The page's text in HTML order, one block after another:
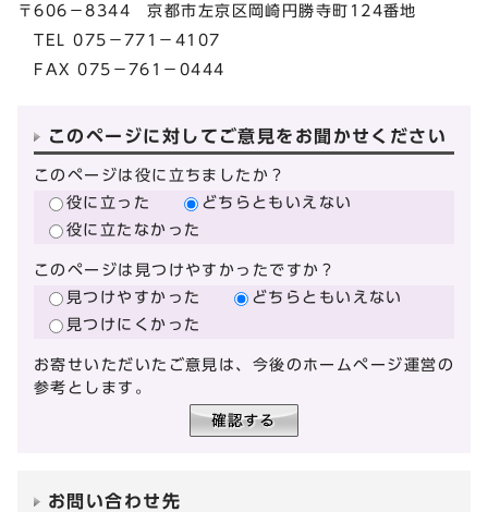
〒606－8344 京都市左京区岡崎円勝寺町124番地
TEL 075－771－4107
FAX 075－761－0444
このページに対してご意見をお聞かせください
このページは役に立ちましたか？
役に立った
どちらともいえない
役に立たなかった
このページは見つけやすかったですか？
見つけやすかった
どちらともいえない
見つけにくかった
お寄せいただいたご意見は、今後のホームページ運営の
参考とします。
お問い合わせ先